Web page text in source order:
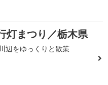
灯まつり／栃木県
辺をゆっくりと散策